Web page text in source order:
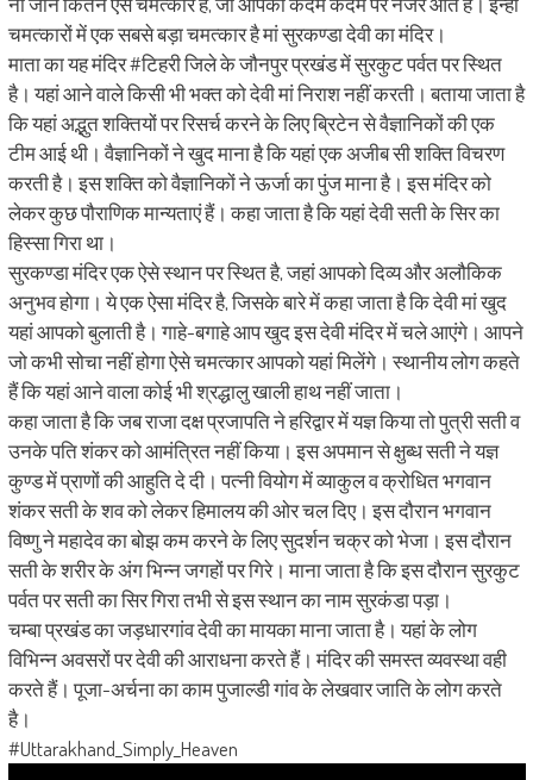
चमत्कारों में एक सबसे बड़ा चमत्कार है मां सुरकण्डा देवी का मंदिर।
माता का यह मंदिर #टिहरी जिले के जौनपुर प्रखंड में सुरकुट पर्वत पर स्थित
है। यहां आने वाले किसी भी भक्त को देवी मां निराश नहीं करती। बताया जाता है
कि यहां अद्भुत शक्तियों पर रिसर्च करने के लिए ब्रिटेन से वैज्ञानिकों की एक
टीम आई थी। वैज्ञानिकों ने खुद माना है कि यहां एक अजीब सी शक्ति विचरण
करती है। इस शक्ति को वैज्ञानिकों ने ऊर्जा का पुंज माना है। इस मंदिर को
लेकर कुछ पौराणिक मान्यताएं हैं। कहा जाता है कि यहां देवी सती के सिर का
हिस्सा गिरा था।
सुरकण्डा मंदिर एक ऐसे स्थान पर स्थित है, जहां आपको दिव्य और अलौकिक
अनुभव होगा। ये एक ऐसा मंदिर है, जिसके बारे में कहा जाता है कि देवी मां खुद
यहां आपको बुलाती है। गाहे-बगाहे आप खुद इस देवी मंदिर में चले आएंगे। आपने
जो कभी सोचा नहीं होगा ऐसे चमत्कार आपको यहां मिलेंगे। स्थानीय लोग कहते
हैं कि यहां आने वाला कोई भी श्रद्धालु खाली हाथ नहीं जाता।
कहा जाता है कि जब राजा दक्ष प्रजापति ने हरिद्वार में यज्ञ किया तो पुत्री सती व
उनके पति शंकर को आमंत्रित नहीं किया। इस अपमान से क्षुब्ध सती ने यज्ञ
कुण्ड में प्राणों की आहुति दे दी। पत्‍‌नी वियोग में व्याकुल व क्रोधित भगवान
शंकर सती के शव को लेकर हिमालय की ओर चल दिए। इस दौरान भगवान
विष्णु ने महादेव का बोझ कम करने के लिए सुदर्शन चक्र को भेजा। इस दौरान
सती के शरीर के अंग भिन्न जगहों पर गिरे। माना जाता है कि इस दौरान सुरकुट
पर्वत पर सती का सिर गिरा तभी से इस स्थान का नाम सुरकंडा पड़ा।
चम्बा प्रखंड का जड़धारगांव देवी का मायका माना जाता है। यहां के लोग
विभिन्न अवसरों पर देवी की आराधना करते हैं। मंदिर की समस्त व्यवस्था वही
करते हैं। पूजा-अर्चना का काम पुजाल्डी गांव के लेखवार जाति के लोग करते
है।
#Uttarakhand_Simply_Heaven